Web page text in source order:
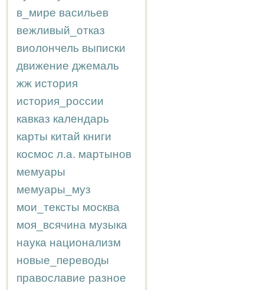
в_мире васильев
вежливый_отказ
виолончель выписки
движение джемаль
жж история
история_россии
кавказ календарь
карты китай книги
космос л.а. мартынов
мемуары
мемуары_муз
мои_тексты москва
моя_всячина музыка
наука национализм
новые_переводы
православие разное